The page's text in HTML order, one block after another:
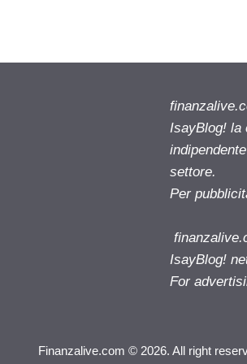
IsayBlog! la
settore.
Per
For
Finanzalive.com © 2026. All right